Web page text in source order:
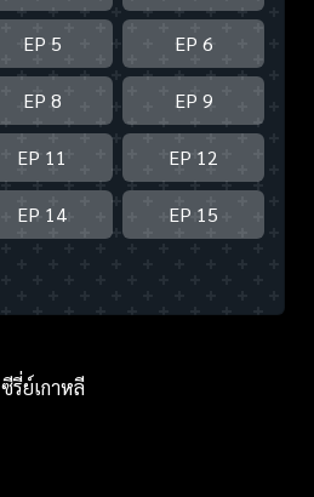
EP 5 EP 6
EP 8 EP 9
EP 11 EP 12
EP 14 EP 15
ซีรี่ย์เกาหลี